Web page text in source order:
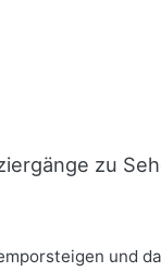
zu
und